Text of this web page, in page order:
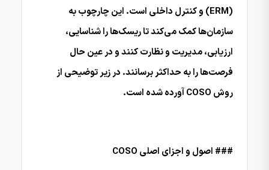
(ERM) و کنترل داخلی است. این چارچوب به
سازمان‌ها کمک می‌کند تا ریسک‌ها را شناسایی،
ارزیابی، مدیریت و نظارت کنند و در عین حال
فرصت‌ها را به حداکثر برسانند. در زیر توضیحی از
روش COSO آورده شده است.
### اصول و اجزای اصلی COSO